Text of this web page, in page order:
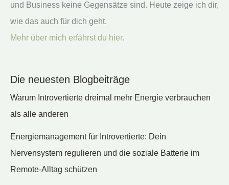
und Business keine Gegensätze sind. Heute zeige ich dir,
wie das auch für dich geht.
Mehr über mich erfährst du hier.
Die neuesten Blogbeiträge
Warum Introvertierte dreimal mehr Energie verbrauchen
als alle anderen
Energiemanagement für Introvertierte: Dein
Nervensystem regulieren und die soziale Batterie im
Remote-Alltag schützen